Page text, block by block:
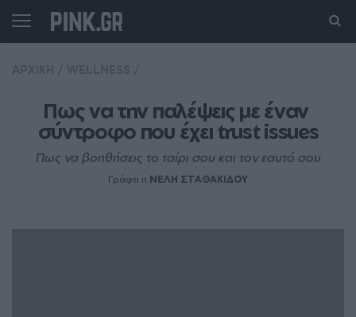
Πως να την παλέψεις με έναν
σύντροφο που έχει trust issues
Πως να βοηθήσεις το ταίρι σου και τον εαυτό σου
Γράφει η ΝΕΛΗ ΣΤΑΘΑΚΙΔΟΥ